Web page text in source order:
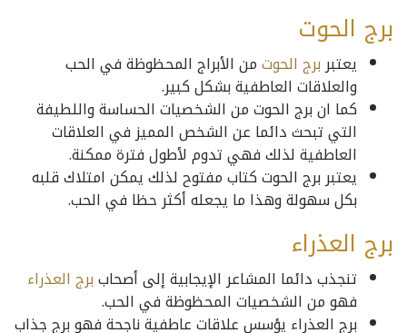
برج الحوت
يعتبربرج الحوتمن الأبراج المحظوظة في الحب
والعلاقات العاطفية بشكل كبير.
كما ان برج الحوت من الشخصيات الحساسة واللطيفة
التي تبحث دائما عن الشخص المميز في العلاقات
العاطفية لذلك فهي تدوم لأطول فترة ممكنة.
يعتبر برج الحوت كتاب مفتوح لذلك يمكن امتلاك قلبه
بكل سهولة وهذا ما يجعله أكثر حظا في الحب.
برج العذراء
تنجذب دائما المشاعر الإيجابية إلى أصحاببرج العذراء
فهو من الشخصيات المحظوظة في الحب.
برج العذراء يؤسس علاقات عاطفية ناجحة فهو برج جذاب